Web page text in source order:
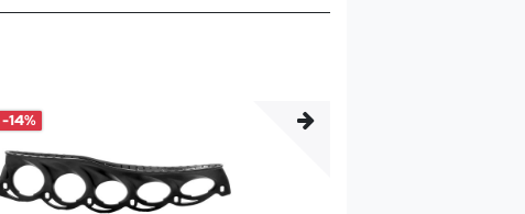
-14%